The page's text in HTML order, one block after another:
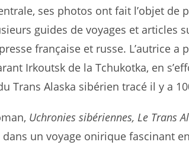
ses photos ont fait l’objet de
guides de voyages et articles
française et russe. L’autrice a
Irkoutsk de la Tchukotka, en
Trans Alaska sibérien tracé il y a
Uchronies sibériennes, Le Trans
un voyage onirique fascinant